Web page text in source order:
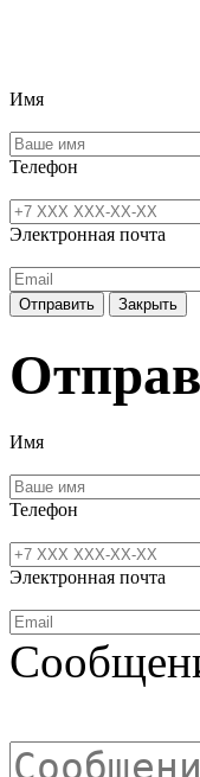
Имя
Телефон
Электронная почта
Отправить Закрыть
Имя
Телефон
Электронная почта